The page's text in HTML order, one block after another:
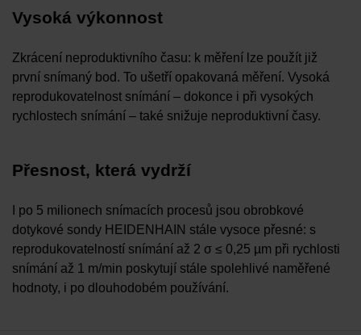
Vysoká výkonnost
Zkrácení neproduktivního času: k měření lze použít již
první snímaný bod. To ušetří opakovaná měření. Vysoká
reprodukovatelnost snímání – dokonce i při vysokých
rychlostech snímání – také snižuje neproduktivní časy.
Přesnost, která vydrží
I po 5 milionech snímacích procesů jsou obrobkové
dotykové sondy HEIDENHAIN stále vysoce přesné: s
reprodukovatelností snímání až 2 σ ≤ 0,25 µm při rychlosti
snímání až 1 m/min poskytují stále spolehlivé naměřené
hodnoty, i po dlouhodobém používání.